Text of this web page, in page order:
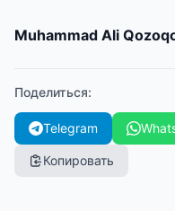
Muhammad Ali
Поделиться:
Telegram
Копировать